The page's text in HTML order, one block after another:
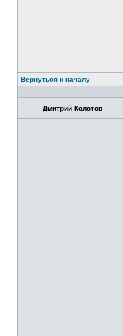
Вернуться к началу
Дмитрий Колотов